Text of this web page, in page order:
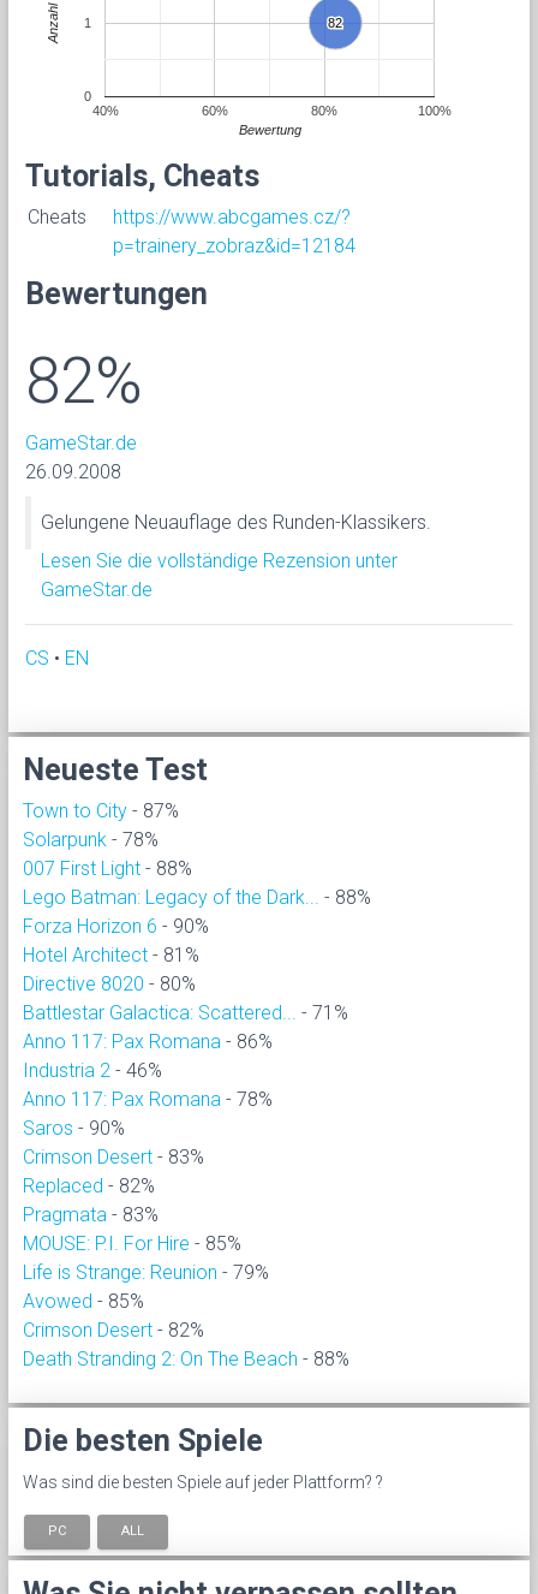
82
82
40% 60% 80% 100%
0
1
Bewertung
Anzahl
Tutorials, Cheats
Cheats
https://www.abcgames.cz/?
p=trainery_zobraz&id=12184
Bewertungen
82%
GameStar.de
26.09.2008
Gelungene Neuauflage des Runden-Klassikers.
Lesen Sie die vollständige Rezension unter
GameStar.de
CS • EN
Neueste Test
Town to City - 87%
Solarpunk - 78%
007 First Light - 88%
Lego Batman: Legacy of the Dark...
- 88%
Forza Horizon 6 - 90%
Hotel Architect - 81%
Directive 8020 - 80%
Battlestar Galactica: Scattered...
- 71%
Anno 117: Pax Romana - 86%
Industria 2 - 46%
Anno 117: Pax Romana - 78%
Saros - 90%
Crimson Desert - 83%
Replaced - 82%
Pragmata - 83%
MOUSE: P.I. For Hire - 85%
Life is Strange: Reunion - 79%
Avowed - 85%
Crimson Desert - 82%
Death Stranding 2: On The Beach - 88%
Die besten Spiele
Was sind die besten Spiele auf jeder Plattform? ?
PC ALL